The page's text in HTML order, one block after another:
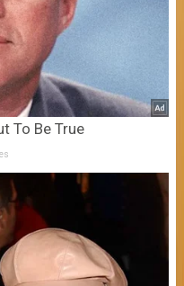
To Be True